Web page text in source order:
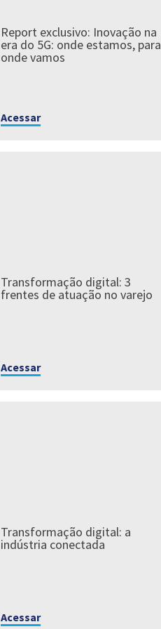
Report exclusivo: Inovação na
era do 5G: onde estamos, para
onde vamos
Acessar
Transformação digital: 3
frentes de atuação no varejo
Acessar
Transformação digital: a
indústria conectada
Acessar